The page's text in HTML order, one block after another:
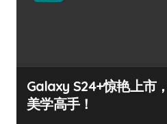
Galaxy S24+惊艳上市
美学高手！